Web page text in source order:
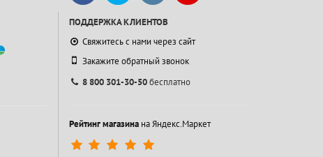
ПОДДЕРЖКА КЛИЕНТОВ
Свяжитесь с нами через сайт
Закажите обратный звонок
8 800 301-30-50бесплатно
Рейтинг магазинана Яндекс.Маркет